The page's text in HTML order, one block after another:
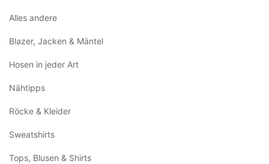
Alles andere
Blazer, Jacken & Mäntel
Hosen in jeder Art
Nähtipps
Röcke & Kleider
Sweatshirts
Tops, Blusen & Shirts